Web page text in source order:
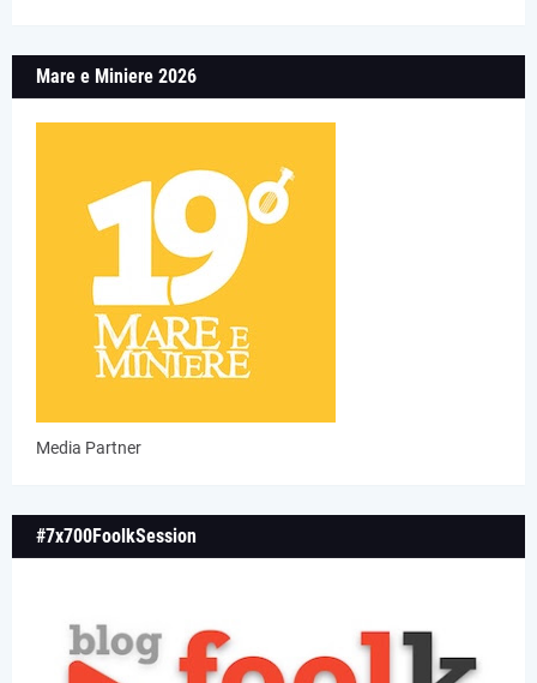
Mare e Miniere 2026
Media Partner
#7x700FoolkSession